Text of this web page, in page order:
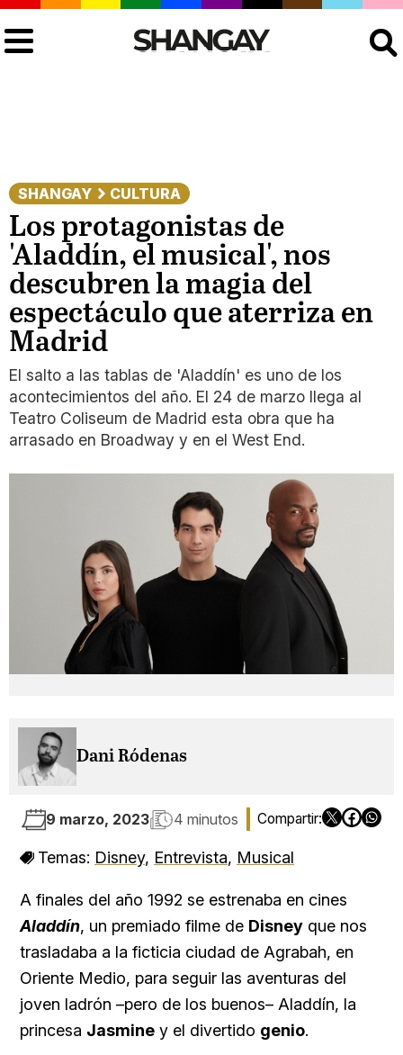
SHANGAY CULTURA
Los protagonistas de
'Aladdín, el musical', nos
descubren la magia del
espectáculo que aterriza en
Madrid
El salto a las tablas de 'Aladdín' es uno de los
acontecimientos del año. El 24 de marzo llega al
Teatro Coliseum de Madrid esta obra que ha
arrasado en Broadway y en el West End.
Dani Ródenas
9 marzo, 2023 4 minutos
Temas: Disney, Entrevista, Musical
A finales del año 1992 se estrenaba en cines
Aladdín, un premiado filme de Disney que nos
trasladaba a la ficticia ciudad de Agrabah, en
Oriente Medio, para seguir las aventuras del
joven ladrón –pero de los buenos– Aladdín, la
princesa Jasmine y el divertido genio.